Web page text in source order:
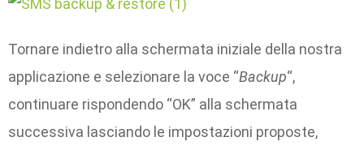
Tornare indietro alla schermata iniziale della nostra
applicazione e selezionare la voce “Backup“,
continuare rispondendo “OK” alla schermata
successiva lasciando le impostazioni proposte,